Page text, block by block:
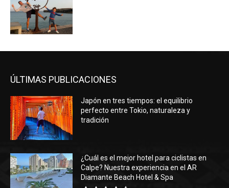
ÚLTIMAS PUBLICACIONES
Japón en tres tiempos: el equilibrio
perfecto entre Tokio, naturaleza y
tradición
¿Cuál es el mejor hotel para ciclistas en
Calpe? Nuestra experiencia en el AR
Diamante Beach Hotel & Spa